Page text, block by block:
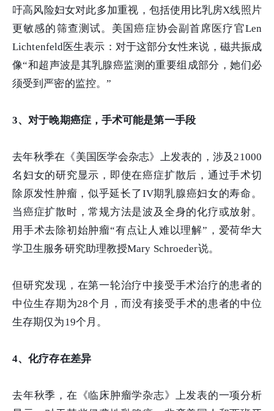
吁高风险妇女对此多加重视，包括使用比乳房X线照片
更敏感的筛查测试。美国癌症协会副首席医疗官Len
Lichtenfeld医生表示：对于这部分女性来说，磁共振成
像“和超声波是其乳腺癌监测的重要组成部分，她们必
须受到严密的监控。”
3、对于晚期癌症，手术可能是第一手段
去年秋季在《美国医学会杂志》上发表的，涉及21000
名妇女的研究显示，即使在癌症扩散后，通过手术切
除原发性肿瘤，似乎延长了IV期乳腺癌妇女的寿命。
当癌症扩散时，常规方法是波及全身的化疗或放射。
用手术去除初始肿瘤“有点让人难以理解”，爱荷华大
学卫生服务研究助理教授Mary Schroeder说。
但研究发现，在第一轮治疗中接受手术治疗的患者的
中位生存期为28个月，而没有接受手术的患者的中位
生存期仅为19个月。
4、化疗存在差异
去年秋季，在《临床肿瘤学杂志》上发表的一项分析